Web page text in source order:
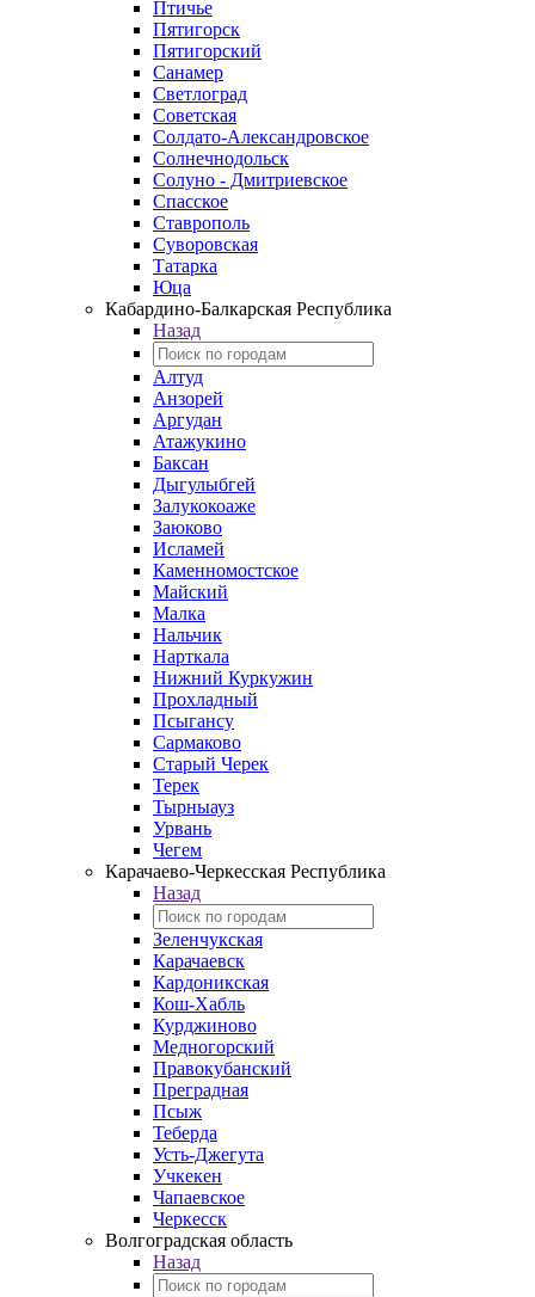
Птичье
Пятигорск
Пятигорский
Санамер
Светлоград
Советская
Солдато-Александровское
Солнечнодольск
Солуно - Дмитриевское
Спасское
Ставрополь
Суворовская
Татарка
Юца
Кабардино‑Балкарская Республика
Назад
Алтуд
Анзорей
Аргудан
Атажукино
Баксан
Дыгулыбгей
Залукокоаже
Заюково
Исламей
Каменномостское
Майский
Малка
Нальчик
Нарткала
Нижний Куркужин
Прохладный
Псыгансу
Сармаково
Старый Черек
Терек
Тырныауз
Урвань
Чегем
Карачаево-Черкесская Республика
Назад
Зеленчукская
Карачаевск
Кардоникская
Кош-Хабль
Курджиново
Медногорский
Правокубанский
Преградная
Псыж
Теберда
Усть-Джегута
Учкекен
Чапаевское
Черкесск
Волгоградская область
Назад